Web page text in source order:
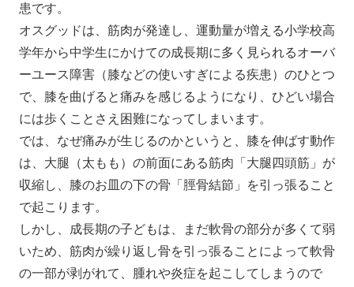
患です。
オスグッドは、筋肉が発達し、運動量が増える小学校高
学年から中学生にかけての成長期に多く見られるオーバ
ーユース障害（膝などの使いすぎによる疾患）のひとつ
で、膝を曲げると痛みを感じるようになり、ひどい場合
には歩くことさえ困難になってしまいます。
では、なぜ痛みが生じるのかというと、膝を伸ばす動作
は、大腿（太もも）の前面にある筋肉「大腿四頭筋」が
収縮し、膝のお皿の下の骨「脛骨結節」を引っ張ること
で起こります。
しかし、成長期の子どもは、まだ軟骨の部分が多くて弱
いため、筋肉が繰り返し骨を引っ張ることによって軟骨
の一部が剥がれて、腫れや炎症を起こしてしまうので